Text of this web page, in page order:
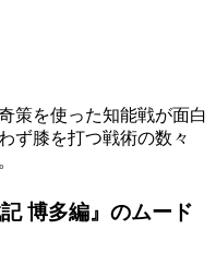
策を使った知能戦が面白
ず膝を打つ戦術の数々
博多編』のムード